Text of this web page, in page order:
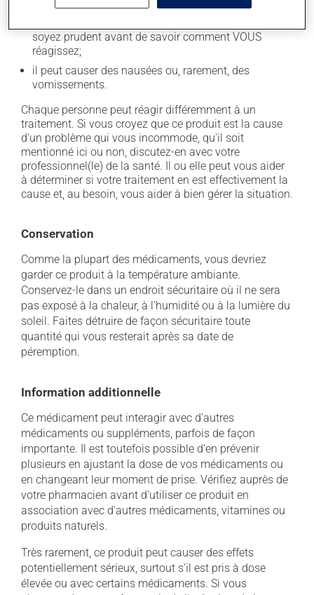
soyez prudent avant de savoir comment VOUS
réagissez;
il peut causer des nausées ou, rarement, des
vomissements.
Chaque personne peut réagir différemment à un
traitement. Si vous croyez que ce produit est la cause
d'un problème qui vous incommode, qu'il soit
mentionné ici ou non, discutez-en avec votre
professionnel(le) de la santé. Il ou elle peut vous aider
à déterminer si votre traitement en est effectivement la
cause et, au besoin, vous aider à bien gérer la situation.
Conservation
Comme la plupart des médicaments, vous devriez
garder ce produit à la température ambiante.
Conservez-le dans un endroit sécuritaire où il ne sera
pas exposé à la chaleur, à l'humidité ou à la lumière du
soleil. Faites détruire de façon sécuritaire toute
quantité qui vous resterait après sa date de
péremption.
Information additionnelle
Ce médicament peut interagir avec d'autres
médicaments ou suppléments, parfois de façon
importante. Il est toutefois possible d'en prévenir
plusieurs en ajustant la dose de vos médicaments ou
en changeant leur moment de prise. Vérifiez auprès de
votre pharmacien avant d'utiliser ce produit en
association avec d'autres médicaments, vitamines ou
produits naturels.
Très rarement, ce produit peut causer des effets
potentiellement sérieux, surtout s'il est pris à dose
élevée ou avec certains médicaments. Si vous